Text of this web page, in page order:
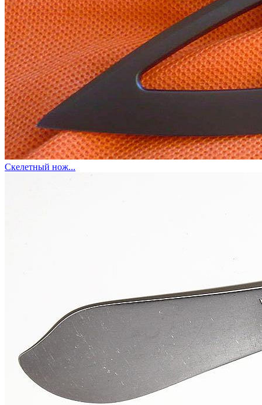
Скелетный нож...